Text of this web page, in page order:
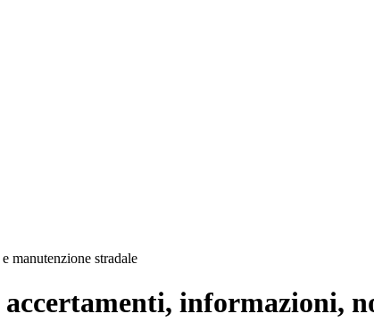
manutenzione stradale
informazioni,